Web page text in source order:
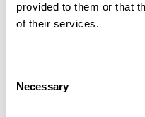
provided to them or that
of their services.
Selection
Necessary
Installazione e